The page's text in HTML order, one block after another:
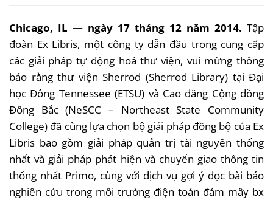
Chicago, IL — ngày 17 tháng 12 năm 2014. Tập
đoàn Ex Libris, một công ty dẫn đầu trong cung cấp
các giải pháp tự động hoá thư viện, vui mừng thông
báo rằng thư viện Sherrod (Sherrod Library) tại Đại
học Đông Tennessee (ETSU) và Cao đẳng Cộng đồng
Đông Bắc (NeSCC – Northeast State Community
College) đã cùng lựa chọn bộ giải pháp đồng bộ của Ex
Libris bao gồm giải pháp quản trị tài nguyên thống
nhất và giải pháp phát hiện và chuyển giao thông tin
thống nhất Primo, cùng với dịch vụ gợi ý đọc bài báo
nghiên cứu trong môi trường điện toán đám mây bx